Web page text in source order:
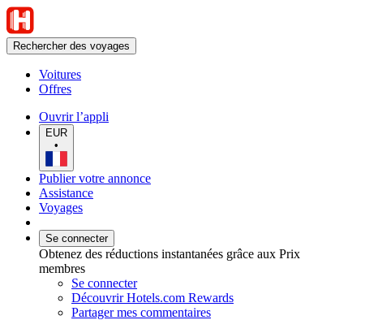
Rechercher des voyages
Voitures
Offres
Ouvrir l’appli
EUR
•
Publier votre annonce
Assistance
Voyages
Se connecter
Obtenez des réductions instantanées grâce aux Prix
membres
Se connecter
Découvrir Hotels.com Rewards
Partager mes commentaires